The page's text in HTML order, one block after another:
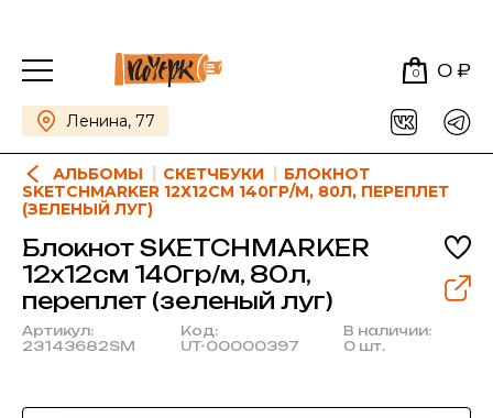
0 0 ₽
Ленина, 77
АЛЬБОМЫ СКЕТЧБУКИ
БЛОКНОТ
SKETCHMARKER 12Х12СМ 140ГР/М, 80Л, ПЕРЕПЛЕТ
(ЗЕЛЕНЫЙ ЛУГ)
Блокнот SKETCHMARKER
12х12см 140гр/м, 80л,
переплет (зеленый луг)
Артикул:
23143682SM
Код:
UT-00000397
В наличии:
0 шт.